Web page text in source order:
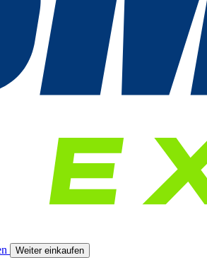
Weiter einkaufen